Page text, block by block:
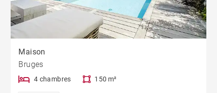
Maison
Bruges
4 chambres 150 m²